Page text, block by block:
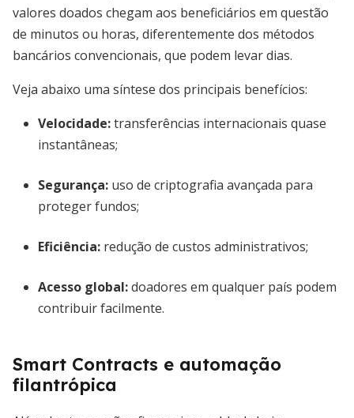
valores doados chegam aos beneficiários em questão
de minutos ou horas, diferentemente dos métodos
bancários convencionais, que podem levar dias.
Veja abaixo uma síntese dos principais benefícios:
Velocidade:transferências internacionais quase
instantâneas;
Segurança: uso de criptografia avançada para
proteger fundos;
Eficiência: redução de custos administrativos;
Acesso global:doadores em qualquer país podem
contribuir facilmente.
Smart Contracts e automação
filantrópica